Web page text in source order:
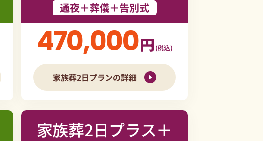
通夜＋葬儀＋告別式
470,000円 (税込)
家族葬2日プランの詳細
家族葬2日プラス＋